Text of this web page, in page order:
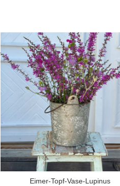
Eimer-Topf-Vase-Lupinus